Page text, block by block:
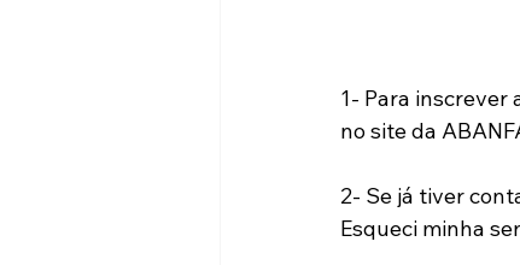
1- Para inscrever
no site da
2- Se já tiver
Esqueci minha